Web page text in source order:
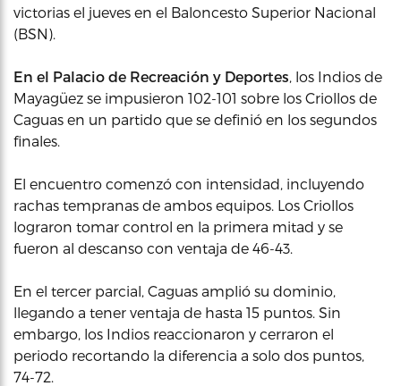
victorias el jueves en el Baloncesto Superior Nacional
(BSN).
En el Palacio de Recreación y Deportes, los Indios de
Mayagüez se impusieron 102-101 sobre los Criollos de
Caguas en un partido que se definió en los segundos
finales.
El encuentro comenzó con intensidad, incluyendo
rachas tempranas de ambos equipos. Los Criollos
lograron tomar control en la primera mitad y se
fueron al descanso con ventaja de 46-43.
En el tercer parcial, Caguas amplió su dominio,
llegando a tener ventaja de hasta 15 puntos. Sin
embargo, los Indios reaccionaron y cerraron el
periodo recortando la diferencia a solo dos puntos,
74-72.